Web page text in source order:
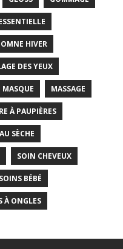
HIVER
DES YEUX
MASQUE MASSAGE
À PAUPIÈRES
SÈCHE
SOIN CHEVEUX
SOINS BÉBÉ
À ONGLES